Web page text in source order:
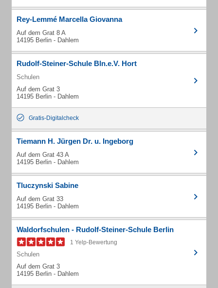
Rey-Lemmé Marcella Giovanna
Auf dem Grat 8 A
14195 Berlin - Dahlem
Rudolf-Steiner-Schule Bln.e.V. Hort
Schulen
Auf dem Grat 3
14195 Berlin - Dahlem
Gratis-Digitalcheck
Tiemann H. Jürgen Dr. u. Ingeborg
Auf dem Grat 43 A
14195 Berlin - Dahlem
Tluczynski Sabine
Auf dem Grat 33
14195 Berlin - Dahlem
Waldorfschulen - Rudolf-Steiner-Schule Berlin
1 Yelp-Bewertung
Schulen
Auf dem Grat 3
14195 Berlin - Dahlem